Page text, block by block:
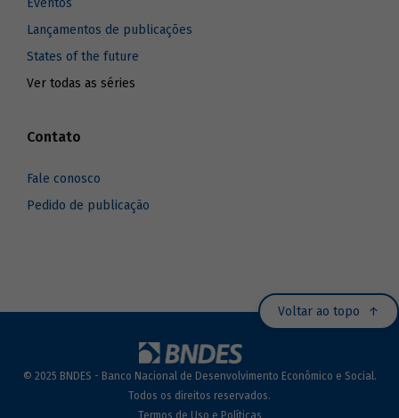
Lançamentos de publicações
States of the future
Ver todas as séries
Contato
Fale conosco
Pedido de publicação
Voltar ao topo
© 2025 BNDES - Banco Nacional de Desenvolvimento Econômico e Social.
Todos os direitos reservados.
Termos de Uso e Políticas